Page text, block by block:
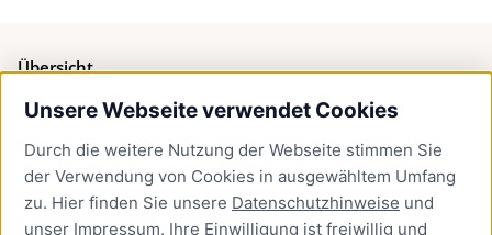
Unsere Webseite verwendet Cookies
Durch die weitere Nutzung der Webseite stimmen Sie
der Verwendung von Cookies in ausgewähltem Umfang
zu. Hier finden Sie unsere Datenschutzhinweise und
unser Impressum. Ihre Einwilligung ist freiwillig und
Übersicht
Bürgerservice
Presse
Newsletter Lübeck:kompakt